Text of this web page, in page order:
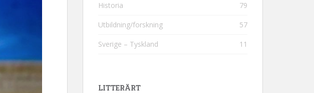
Historia 79
Utbildning/forskning 57
Sverige – Tyskland 11
LITTERÄRT